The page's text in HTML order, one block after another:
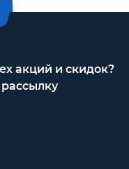
акций и скидок?